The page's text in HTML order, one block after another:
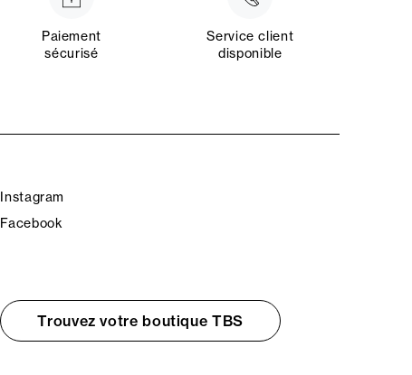
Paiement
sécurisé
Service client
disponible
Instagram
Facebook
Trouvez votre boutique TBS